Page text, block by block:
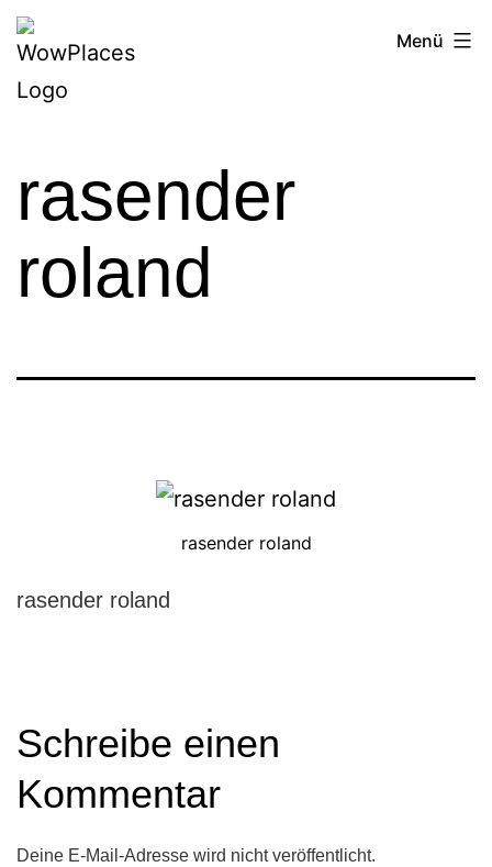
Zum
Inhalt
springen
Reiseblog
WowPlaces.de
Menü
rasender
roland
rasender roland
rasender roland
Schreibe einen
Kommentar
Deine E-Mail-Adresse wird nicht veröffentlicht.